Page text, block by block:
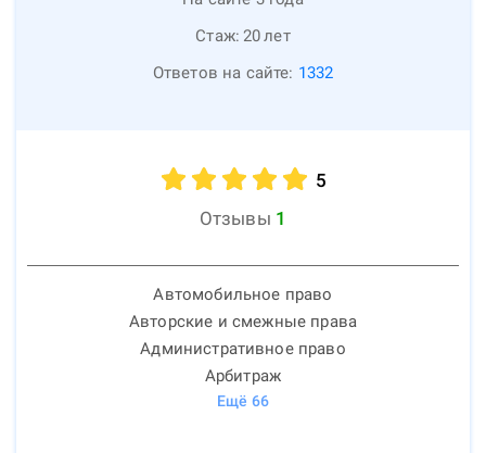
Стаж: 20лет
Ответов на сайте: 1332
5
Отзывы 1
Автомобильное право
Авторские и смежные права
Административное право
Арбитраж
Ещё 66